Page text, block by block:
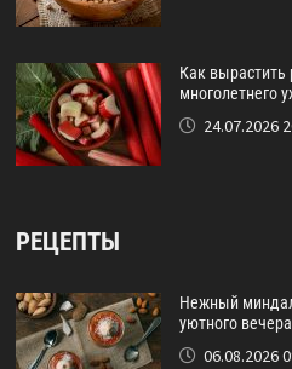
Как вырастить
многолетнего
24.07.2026
РЕЦЕПТЫ
Нежный
уютного вечера
06.08.2026